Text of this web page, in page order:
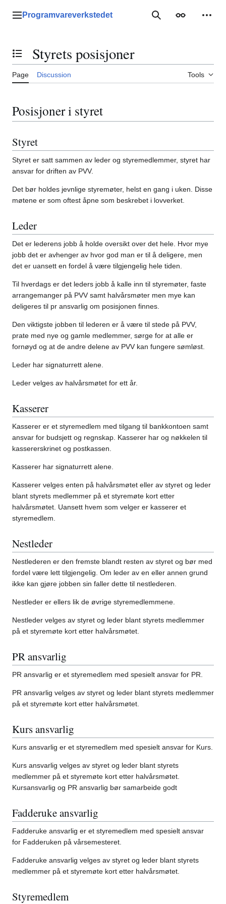
Main menu
Programvareverkstedet SearchAppearance
Toggle the table of contents
Styrets posisjoner
Page Discussion Tools
Posisjoner i styret
Styret
Styret er satt sammen av leder og styremedlemmer, styret har
ansvar for driften av PVV.
Det bør holdes jevnlige styremøter, helst en gang i uken. Disse
møtene er som oftest åpne som beskrebet i lovverket.
Leder
Det er lederens jobb å holde oversikt over det hele. Hvor mye
jobb det er avhenger av hvor god man er til å deligere, men
det er uansett en fordel å være tilgjengelig hele tiden.
Til hverdags er det leders jobb å kalle inn til styremøter, faste
arrangemanger på PVV samt halvårsmøter men mye kan
deligeres til pr ansvarlig om posisjonen finnes.
Den viktigste jobben til lederen er å være til stede på PVV,
prate med nye og gamle medlemmer, sørge for at alle er
fornøyd og at de andre delene av PVV kan fungere sømløst.
Leder har signaturrett alene.
Leder velges av halvårsmøtet for ett år.
Kasserer
Kasserer er et styremedlem med tilgang til bankkontoen samt
ansvar for budsjett og regnskap. Kasserer har og nøkkelen til
kassererskrinet og postkassen.
Kasserer har signaturrett alene.
Kasserer velges enten på halvårsmøtet eller av styret og leder
blant styrets medlemmer på et styremøte kort etter
halvårsmøtet. Uansett hvem som velger er kasserer et
styremedlem.
Nestleder
Nestlederen er den fremste blandt resten av styret og bør med
fordel være lett tilgjengelig. Om leder av en eller annen grund
ikke kan gjøre jobben sin faller dette til nestlederen.
Nestleder er ellers lik de øvrige styremedlemmene.
Nestleder velges av styret og leder blant styrets medlemmer
på et styremøte kort etter halvårsmøtet.
PR ansvarlig
PR ansvarlig er et styremedlem med spesielt ansvar for PR.
PR ansvarlig velges av styret og leder blant styrets medlemmer
på et styremøte kort etter halvårsmøtet.
Kurs ansvarlig
Kurs ansvarlig er et styremedlem med spesielt ansvar for Kurs.
Kurs ansvarlig velges av styret og leder blant styrets
medlemmer på et styremøte kort etter halvårsmøtet.
Kursansvarlig og PR ansvarlig bør samarbeide godt
Fadderuke ansvarlig
Fadderuke ansvarlig er et styremedlem med spesielt ansvar
for Fadderuken på vårsemesteret.
Fadderuke ansvarlig velges av styret og leder blant styrets
medlemmer på et styremøte kort etter halvårsmøtet.
Styremedlem